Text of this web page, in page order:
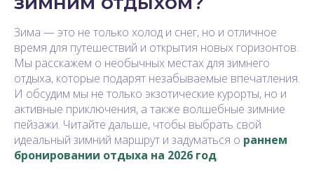
Зима — это не только холод и снег, но и отличное
время для путешествий и открытия новых горизонтов.
Мы расскажем о необычных местах для зимнего
отдыха, которые подарят незабываемые впечатления.
И обсудим мы не только экзотические курорты, но и
активные приключения, а также волшебные зимние
пейзажи. Читайте дальше, чтобы выбрать свой
идеальный зимний маршрут и задуматься о раннем
бронировании отдыха на 2026 год.